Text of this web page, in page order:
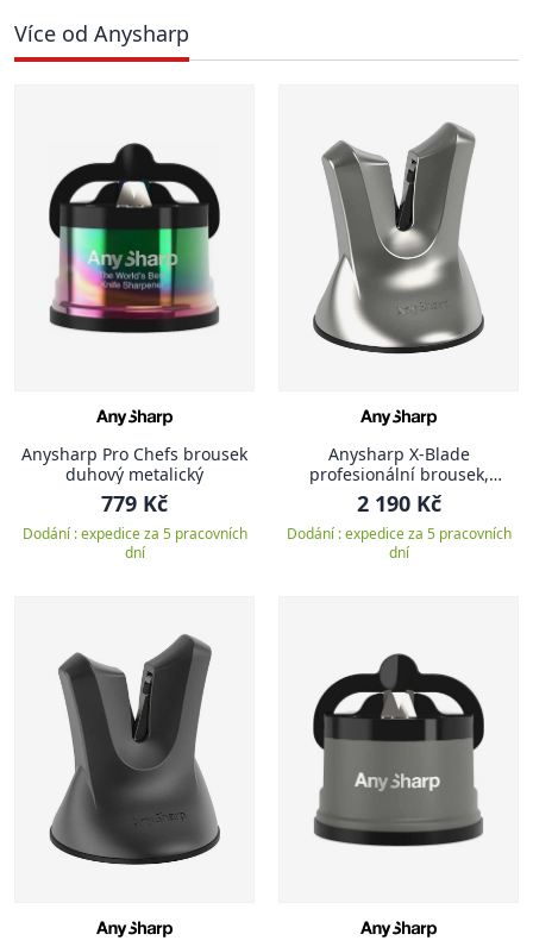
Více od Anysharp
Anysharp Pro Chefs brousek
duhový metalický
779 Kč
Dodání : expedice za 5 pracovních
dní
Anysharp X-Blade
profesionální brousek,
stříbrný
2 190 Kč
Dodání : expedice za 5 pracovních
dní